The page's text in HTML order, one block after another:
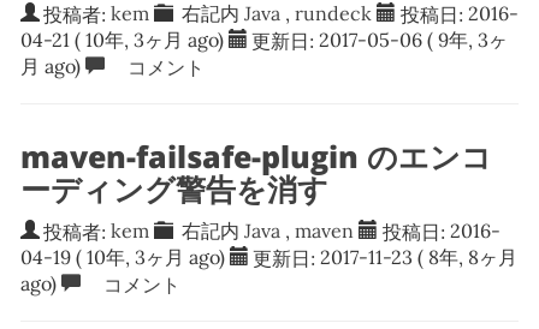
投稿者: kem 右記内Java ,rundeck 投稿日: 2016-
04-21 ( 10年, 3ヶ月 ago) 更新日: 2017-05-06 ( 9年, 3ヶ
月 ago)
コメント
maven-failsafe-plugin のエンコ
ーディング警告を消す
投稿者: kem 右記内Java ,maven 投稿日: 2016-
04-19 ( 10年, 3ヶ月 ago) 更新日: 2017-11-23 ( 8年, 8ヶ月
ago)
コメント